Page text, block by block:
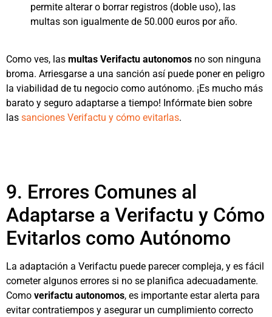
permite alterar o borrar registros (doble uso), las
multas son igualmente de 50.000 euros por año.
Como ves, las multas Verifactu autonomos no son ninguna
broma. Arriesgarse a una sanción así puede poner en peligro
la viabilidad de tu negocio como autónomo. ¡Es mucho más
barato y seguro adaptarse a tiempo! Infórmate bien sobre
las sanciones Verifactu y cómo evitarlas.
9. Errores Comunes al
Adaptarse a Verifactu y Cómo
Evitarlos como Autónomo
La adaptación a Verifactu puede parecer compleja, y es fácil
cometer algunos errores si no se planifica adecuadamente.
Como verifactu autonomos, es importante estar alerta para
evitar contratiempos y asegurar un cumplimiento correcto